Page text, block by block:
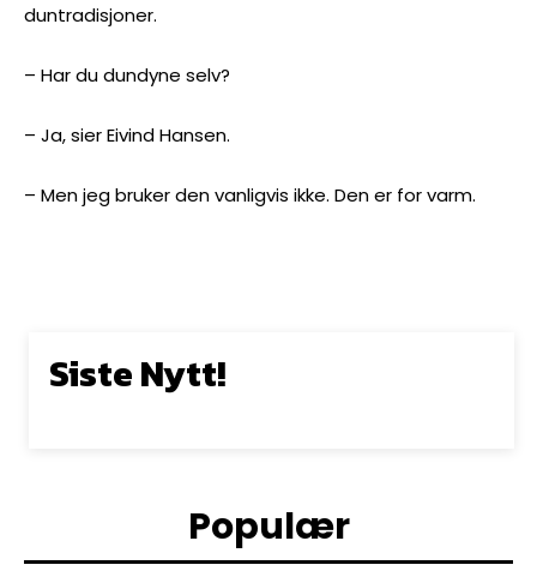
duntradisjoner.
– Har du dundyne selv?
– Ja, sier Eivind Hansen.
– Men jeg bruker den vanligvis ikke. Den er for varm.
Siste Nytt!
Populær